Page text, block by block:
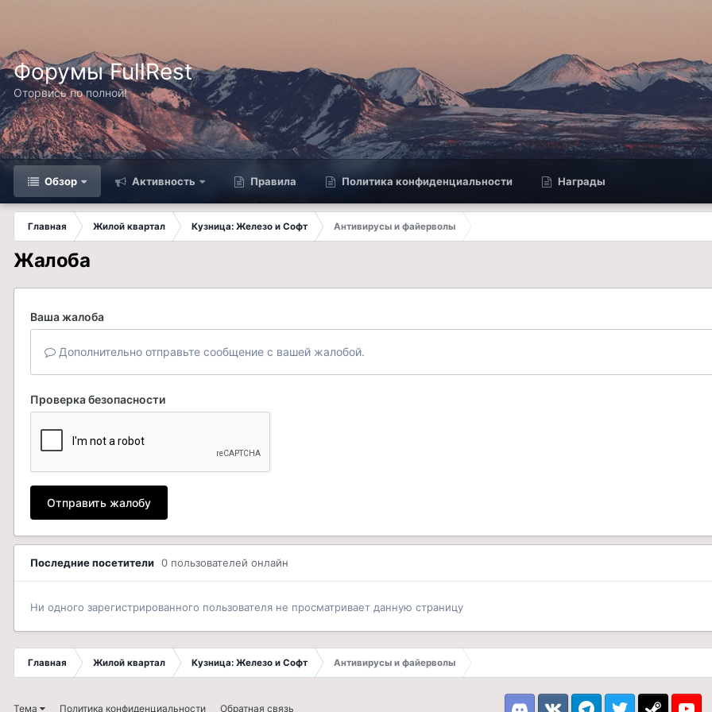
Форумы FullRest
Оторвись по полной!
Обзор Активность Правила Политика конфиденциальности Награды
Главная Жилой квартал Кузница: Железо и Софт
Антивирусы и файерволы
Жалоба
Ваша жалоба
Дополнительно отправьте сообщение с вашей жалобой.
Проверка безопасности
Отправить жалобу
Последние посетители 0 пользователей онлайн
Ни одного зарегистрированного пользователя не просматривает данную страницу
Главная Жилой квартал Кузница: Железо и Софт Антивирусы и файерволы
Тема Политика конфиденциальности Обратная связь